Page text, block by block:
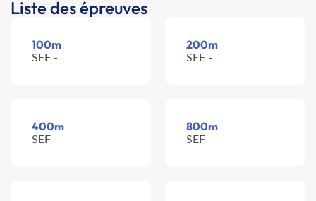
Liste des épreuves
100m
SEF -
200m
SEF -
400m
SEF -
800m
SEF -